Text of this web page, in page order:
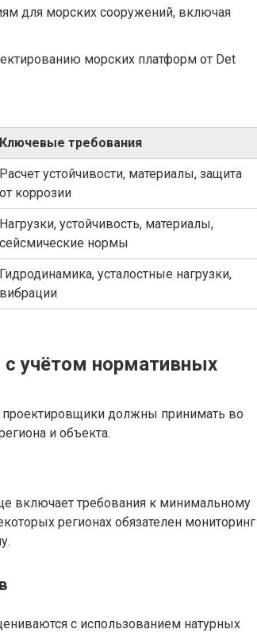
для морских сооружений, включая
морских платформ от Det
Ключевые требования
Расчет устойчивости, материалы, защита
от коррозии
Нагрузки, устойчивость, материалы,
сейсмические нормы
Гидродинамика, усталостные нагрузки,
вибрации
с учётом нормативных
должны принимать во
и объекта.
включает требования к минимальному
регионах обязателен мониторинг
с использованием натурных